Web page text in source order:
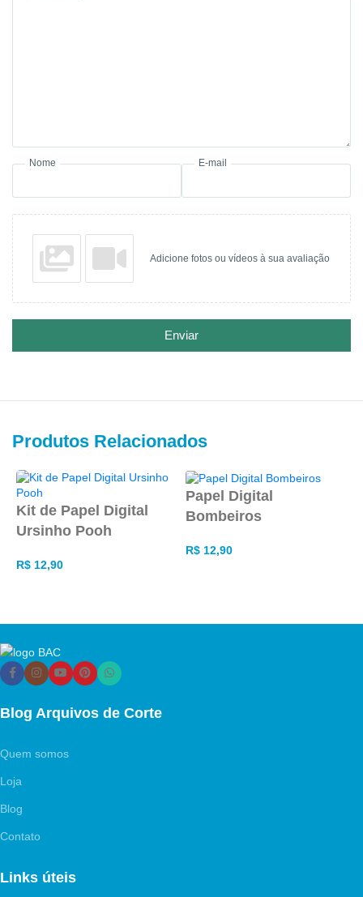
Nome E-mail
Adicione fotos ou vídeos à sua avaliação
Enviar
Produtos Relacionados
Kit de Papel Digital
Ursinho Pooh
R$ 12,90
Papel Digital
Bombeiros
R$12,90
Blog Arquivos de Corte
Quem somos
Loja
Blog
Contato
Links úteis